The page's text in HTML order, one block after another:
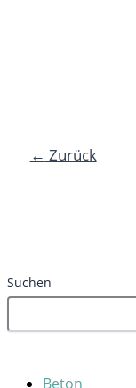
← Zurück
Suchen
Beton